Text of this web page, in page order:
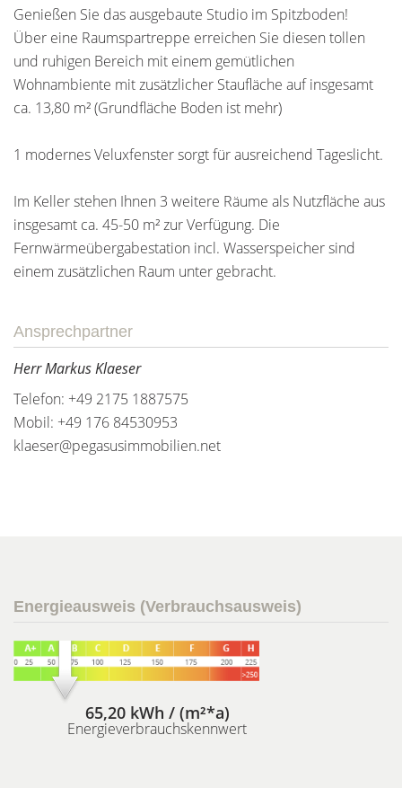
Genießen Sie das ausgebaute Studio im Spitzboden!
Über eine Raumspartreppe erreichen Sie diesen tollen
und ruhigen Bereich mit einem gemütlichen
Wohnambiente mit zusätzlicher Staufläche auf insgesamt
ca. 13,80 m² (Grundfläche Boden ist mehr)
1 modernes Veluxfenster sorgt für ausreichend Tageslicht.
Im Keller stehen Ihnen 3 weitere Räume als Nutzfläche aus
insgesamt ca. 45-50 m² zur Verfügung. Die
Fernwärmeübergabestation incl. Wasserspeicher sind
einem zusätzlichen Raum unter gebracht.
Ansprechpartner
Herr Markus Klaeser
Telefon: +49 2175 1887575
Mobil: +49 176 84530953
klaeser@pegasusimmobilien.net
Energieausweis (Verbrauchsausweis)
65,20 kWh / (m²*a)
Energieverbrauchskennwert